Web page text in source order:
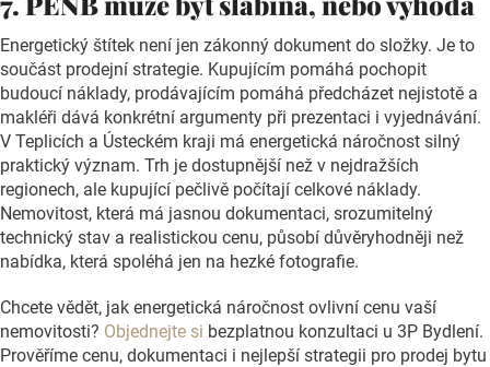
Energetický štítek není jen zákonný dokument do složky. Je to
součást prodejní strategie. Kupujícím pomáhá pochopit
budoucí náklady, prodávajícím pomáhá předcházet nejistotě a
makléři dává konkrétní argumenty při prezentaci i vyjednávání.
V Teplicích a Ústeckém kraji má energetická náročnost silný
praktický význam. Trh je dostupnější než v nejdražších
regionech, ale kupující pečlivě počítají celkové náklady.
Nemovitost, která má jasnou dokumentaci, srozumitelný
technický stav a realistickou cenu, působí důvěryhodněji než
nabídka, která spoléhá jen na hezké fotografie.
Chcete vědět, jak energetická náročnost ovlivní cenu vaší
nemovitosti? Objednejte si bezplatnou konzultaci u 3P Bydlení.
Prověříme cenu, dokumentaci i nejlepší strategii pro prodej bytu